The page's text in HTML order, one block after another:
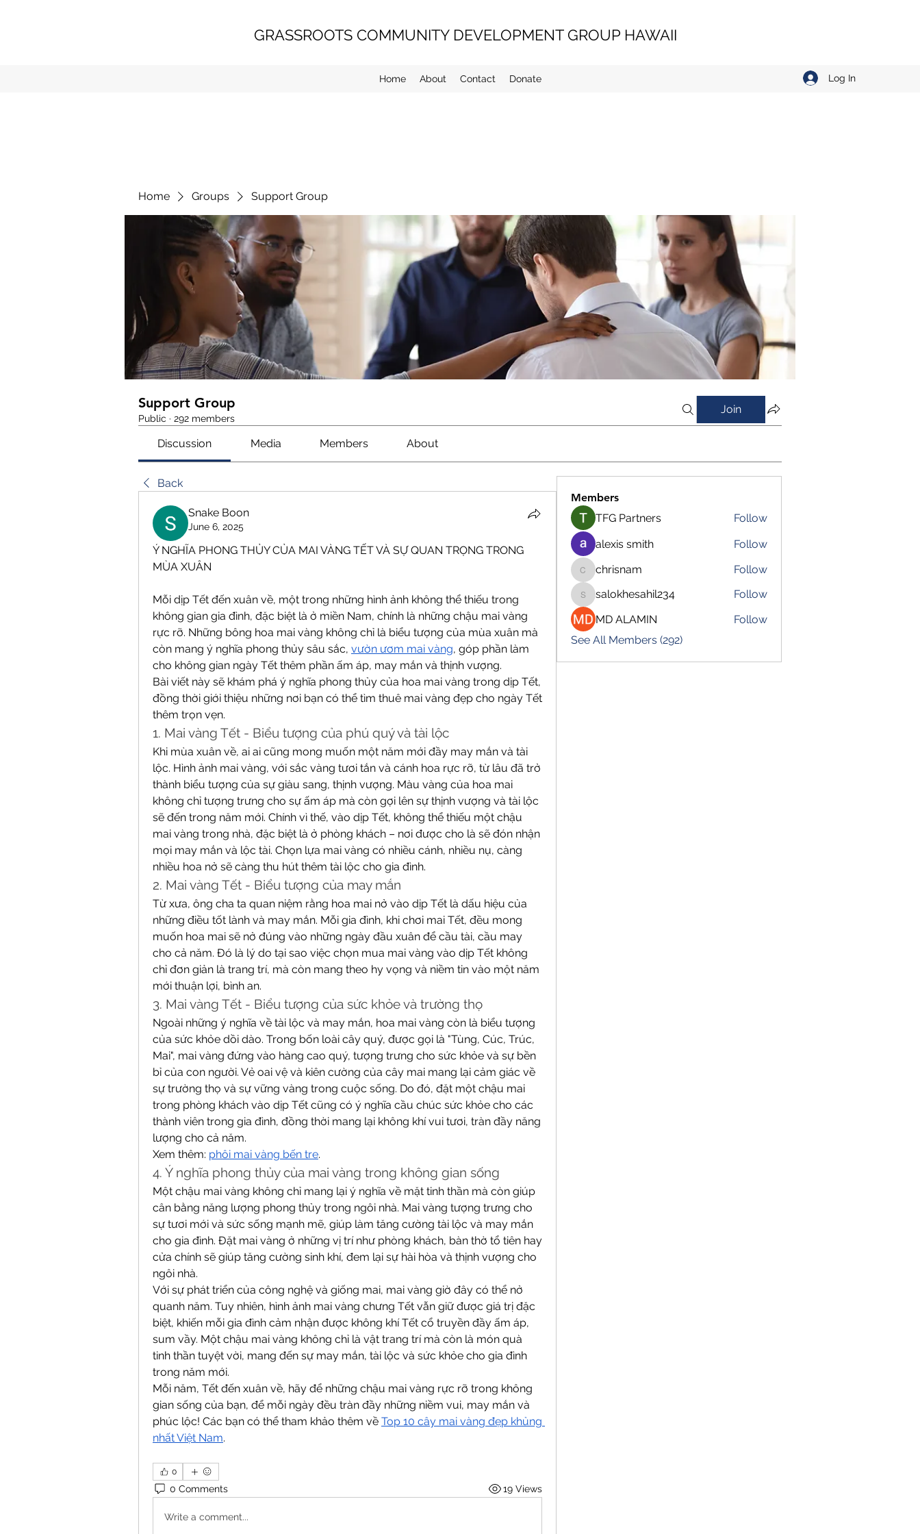
GRASSROOTS COMMUNITY DEVELOPMENT GROUP HAWAII
Home About Contact Donate Log In
Home Groups Support Group
Support Group
Public · 292 members
Join
Discussion Media Members About
Back
Snake Boon
June 6, 2025
Ý NGHĨA PHONG THỦY CỦA MAI VÀNG TẾT VÀ SỰ QUAN TRỌNG TRONG
MÙA XUÂN
Mỗi dịp Tết đến xuân về, một trong những hình ảnh không thể thiếu trong
không gian gia đình, đặc biệt là ở miền Nam, chính là những chậu mai vàng
rực rỡ. Những bông hoa mai vàng không chỉ là biểu tượng của mùa xuân mà
còn mang ý nghĩa phong thủy sâu sắc, vườn ươm mai vàng, góp phần làm
cho không gian ngày Tết thêm phần ấm áp, may mắn và thịnh vượng.
Bài viết này sẽ khám phá ý nghĩa phong thủy của hoa mai vàng trong dịp Tết,
đồng thời giới thiệu những nơi bạn có thể tìm thuê mai vàng đẹp cho ngày Tết
thêm trọn vẹn.
1. Mai vàng Tết - Biểu tượng của phú quý và tài lộc
Khi mùa xuân về, ai ai cũng mong muốn một năm mới đầy may mắn và tài
lộc. Hình ảnh mai vàng, với sắc vàng tươi tắn và cánh hoa rực rỡ, từ lâu đã trở
thành biểu tượng của sự giàu sang, thịnh vượng. Màu vàng của hoa mai
không chỉ tượng trưng cho sự ấm áp mà còn gợi lên sự thịnh vượng và tài lộc
sẽ đến trong năm mới. Chính vì thế, vào dịp Tết, không thể thiếu một chậu
mai vàng trong nhà, đặc biệt là ở phòng khách – nơi được cho là sẽ đón nhận
mọi may mắn và lộc tài. Chọn lựa mai vàng có nhiều cánh, nhiều nụ, càng
nhiều hoa nở sẽ càng thu hút thêm tài lộc cho gia đình.
2. Mai vàng Tết - Biểu tượng của may mắn
Từ xưa, ông cha ta quan niệm rằng hoa mai nở vào dịp Tết là dấu hiệu của
những điều tốt lành và may mắn. Mỗi gia đình, khi chơi mai Tết, đều mong
muốn hoa mai sẽ nở đúng vào những ngày đầu xuân để cầu tài, cầu may
cho cả năm. Đó là lý do tại sao việc chọn mua mai vàng vào dịp Tết không
chỉ đơn giản là trang trí, mà còn mang theo hy vọng và niềm tin vào một năm
mới thuận lợi, bình an.
3. Mai vàng Tết - Biểu tượng của sức khỏe và trường thọ
Ngoài những ý nghĩa về tài lộc và may mắn, hoa mai vàng còn là biểu tượng
của sức khỏe dồi dào. Trong bốn loài cây quý, được gọi là "Tùng, Cúc, Trúc,
Mai", mai vàng đứng vào hàng cao quý, tượng trưng cho sức khỏe và sự bền
bỉ của con người. Vẻ oai vệ và kiên cường của cây mai mang lại cảm giác về
sự trường thọ và sự vững vàng trong cuộc sống. Do đó, đặt một chậu mai
trong phòng khách vào dịp Tết cũng có ý nghĩa cầu chúc sức khỏe cho các
thành viên trong gia đình, đồng thời mang lại không khí vui tươi, tràn đầy năng
lượng cho cả năm.
Xem thêm: phôi mai vàng bến tre.
4. Ý nghĩa phong thủy của mai vàng trong không gian sống
Một chậu mai vàng không chỉ mang lại ý nghĩa về mặt tinh thần mà còn giúp
cân bằng năng lượng phong thủy trong ngôi nhà. Mai vàng tượng trưng cho
sự tươi mới và sức sống mạnh mẽ, giúp làm tăng cường tài lộc và may mắn
cho gia đình. Đặt mai vàng ở những vị trí như phòng khách, bàn thờ tổ tiên hay
cửa chính sẽ giúp tăng cường sinh khí, đem lại sự hài hòa và thịnh vượng cho
ngôi nhà.
Với sự phát triển của công nghệ và giống mai, mai vàng giờ đây có thể nở
quanh năm. Tuy nhiên, hình ảnh mai vàng chưng Tết vẫn giữ được giá trị đặc
biệt, khiến mỗi gia đình cảm nhận được không khí Tết cổ truyền đầy ấm áp,
sum vầy. Một chậu mai vàng không chỉ là vật trang trí mà còn là món quà
tinh thần tuyệt vời, mang đến sự may mắn, tài lộc và sức khỏe cho gia đình
trong năm mới.
Mỗi năm, Tết đến xuân về, hãy để những chậu mai vàng rực rỡ trong không
gian sống của bạn, để mỗi ngày đều tràn đầy những niềm vui, may mắn và
phúc lộc! Các bạn có thể tham khảo thêm về Top 10 cây mai vàng đẹp khủng
nhất Việt Nam.
0
0 Comments 19 Views
Write a comment...
Members
TFG Partners
Follow
alexis smith
Follow
chrisnam
chrisnam Follow
salokhesahil234
salokhesahil234
Follow
MD ALAMIN
Follow
See All Members (292)